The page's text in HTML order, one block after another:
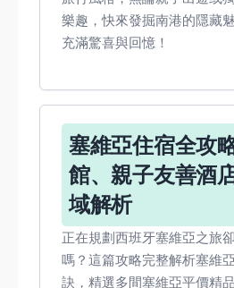
樂趣，快來發掘南港的隱藏
充滿驚喜與回憶！
塞維亞住宿全攻
館、親子友善酒
域解析
正在規劃西班牙塞維亞之旅
嗎？這篇攻略完整解析塞維
訣，精選多間塞維亞平價精